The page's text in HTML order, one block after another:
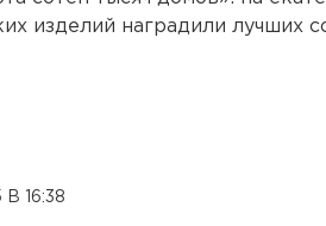
изделий наградили лучших
В 16:38